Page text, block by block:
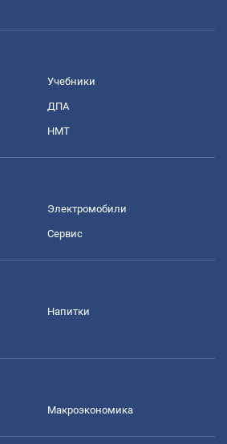
Учебники
ДПА
НМТ
Электромобили
Сервис
Напитки
Mакроэкономика